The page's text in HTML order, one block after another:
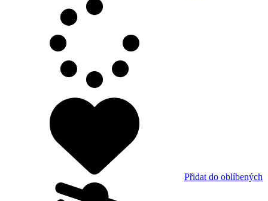
Přidat do oblíbených